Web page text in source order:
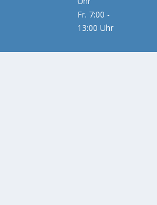
Fr. 7:00 -
13:00 Uhr